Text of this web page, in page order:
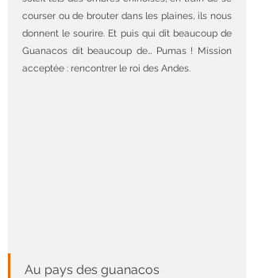
courser ou de brouter dans les plaines, ils nous
donnent le sourire. Et puis qui dit beaucoup de
Guanacos dit beaucoup de… Pumas ! Mission
acceptée : rencontrer le roi des Andes.
Au pays des guanacos